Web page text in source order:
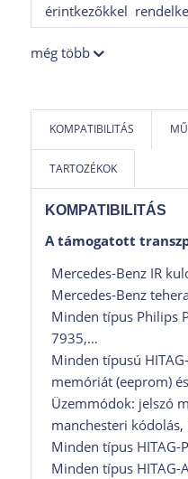
érintkezőkkel
modulokhoz való
modulok
a Mercedes-Benz
A ZN051 a
CB401
csatlakoztatásához
CB402
Beépített
Beépített LED
Kábelkészlet
A termék
AMSszükséges.
még több
KOMPATIBILITÁS
TARTOZÉKOK
KOMPATIBILITÁS
A támogatott
Mercedes-Benz IR
Mercedes-Benz
Minden típus Philips
7935,…
Minden típusú
memóriát (eeprom)
Üzemmódok: jelszó
manchesteri
Minden típus HITAG-
Minden típus HITAG-